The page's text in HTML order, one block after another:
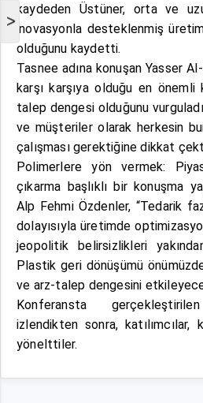
>
kaydeden Üstüner, orta ve
inovasyonla desteklenmiş
olduğunu kaydetti.
Tasnee adına konuşan Yasser
karşı karşıya olduğu en önemli
talep dengesi olduğunu
ve müşteriler olarak herkesin
çalışması gerektiğine dikkat
Polimerlere yön vermek:
çıkarma başlıklı bir konuşma
Alp Fehmi Özdenler, “Tedarik
dolayısıyla üretimde
jeopolitik belirsizlikleri
Plastik geri dönüşümü
ve arz-talep dengesini
Konferansta
izlendikten sonra, katılımcılar,
yönelttiler.